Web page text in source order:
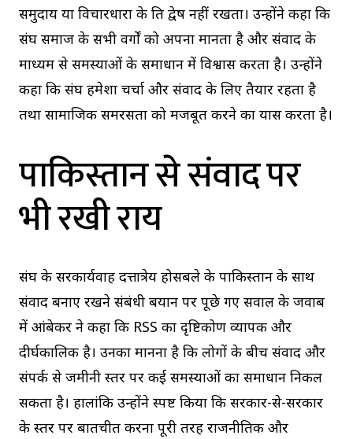
समुदाय या विचारधारा के प्रति द्वेष नहीं रखता। उन्होंने कहा कि
संघ समाज के सभी वर्गों को अपना मानता है और संवाद के
माध्यम से समस्याओं के समाधान में विश्वास करता है। उन्होंने
कहा कि संघ हमेशा चर्चा और संवाद के लिए तैयार रहता है
तथा सामाजिक समरसता को मजबूत करने का प्रयास करता है।
पाकिस्तान से संवाद पर
भी रखी राय
संघ के सरकार्यवाह दत्तात्रेय होसबले के पाकिस्तान के साथ
संवाद बनाए रखने संबंधी बयान पर पूछे गए सवाल के जवाब
में आंबेकर ने कहा कि RSS का दृष्टिकोण व्यापक और
दीर्घकालिक है। उनका मानना है कि लोगों के बीच संवाद और
संपर्क से जमीनी स्तर पर कई समस्याओं का समाधान निकल
सकता है। हालांकि उन्होंने स्पष्ट किया कि सरकार-से-सरकार
के स्तर पर बातचीत करना पूरी तरह राजनीतिक और